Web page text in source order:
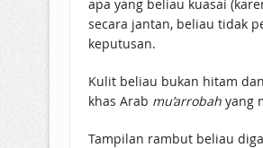
apa yang beliau kuasai
secara jantan, beliau tidak
keputusan.
Kulit beliau bukan hitam
khas Arab mu’arrobahyang
Tampilan rambut beliau